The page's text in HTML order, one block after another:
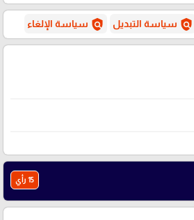
policy سياسة التبديل policy سياسة الإلغاء
15 رأي